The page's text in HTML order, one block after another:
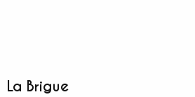
La Brigue